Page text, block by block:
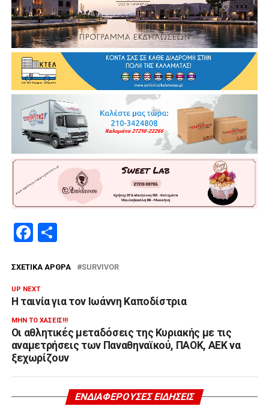
Facebook
ΣΧΕΤΙΚΆ ΆΡΘΡΑ SURVIVOR
UP NEXT
Η ταινία για τον Ιωάννη Καποδίστρια
ΜΗΝ ΤΟ ΧΆΣΕΙΣ!!!
Οι αθλητικές μεταδόσεις της Κυριακής με τις
αναμετρήσεις των Παναθηναϊκού, ΠΑΟΚ, ΑΕΚ να
ξεχωρίζουν
ΕΝΔΙΑΦΈΡΟΥΣΕΣ ΕΙΔΉΣΕΙΣ